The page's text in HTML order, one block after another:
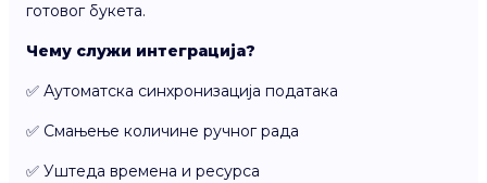
готовог букета.
Чему служи интеграција?
✅ Аутоматска синхронизација података
✅ Смањење количине ручног рада
✅ Уштеда времена и ресурса